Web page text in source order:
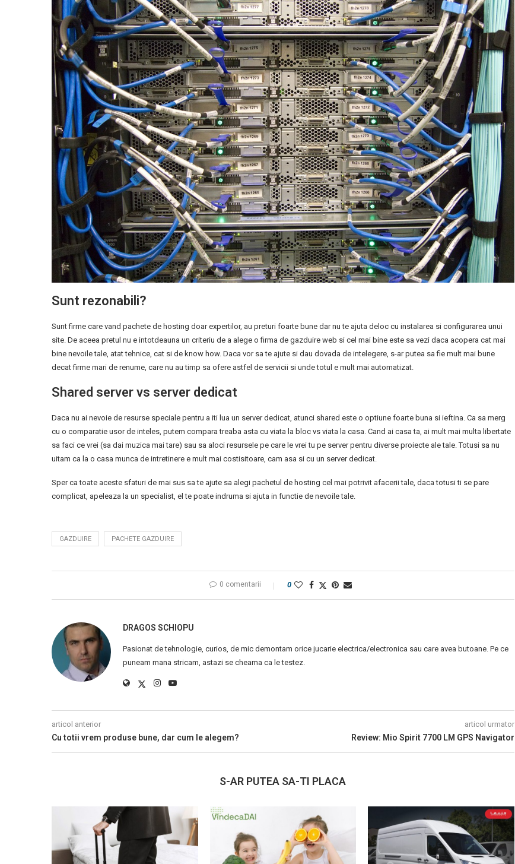
Sunt rezonabili?
Sunt firme care vand pachete de hosting doar expertilor, au preturi foarte bune dar nu te ajuta deloc cu instalarea si configurarea unui
site. De aceea pretul nu e intotdeauna un criteriu de a alege o firma de gazduire web si cel mai bine este sa vezi daca acopera cat mai
bine nevoile tale, atat tehnice, cat si de know how. Daca vor sa te ajute si dau dovada de intelegere, s-ar putea sa fie mult mai bune
decat firme mari de renume, care nu au timp sa ofere astfel de servicii si unde totul e mult mai automatizat.
Shared server vs server dedicat
Daca nu ai nevoie de resurse speciale pentru a iti lua un server dedicat, atunci shared este o optiune foarte buna si ieftina. Ca sa merg
cu o comparatie usor de inteles, putem compara treaba asta cu viata la bloc vs viata la casa. Cand ai casa ta, ai mult mai multa libertate
sa faci ce vrei (sa dai muzica mai tare) sau sa aloci resursele pe care le vrei tu pe server pentru diverse proiecte ale tale. Totusi sa nu
uitam ca la o casa munca de intretinere e mult mai costisitoare, cam asa si cu un server dedicat.
Sper ca toate aceste sfaturi de mai sus sa te ajute sa alegi pachetul de hosting cel mai potrivit afacerii tale, daca totusi ti se pare
complicat, apeleaza la un specialist, el te poate indruma si ajuta in functie de nevoile tale.
GAZDUIRE PACHETE GAZDUIRE
0 comentarii 0
DRAGOS SCHIOPU
Pasionat de tehnologie, curios, de mic demontam orice jucarie electrica/electronica sau care avea butoane. Pe ce
puneam mana stricam, astazi se cheama ca le testez.
articol anterior
Cu totii vrem produse bune, dar cum le alegem?
articol urmator
Review: Mio Spirit 7700 LM GPS Navigator
S-AR PUTEA SA-TI PLACA